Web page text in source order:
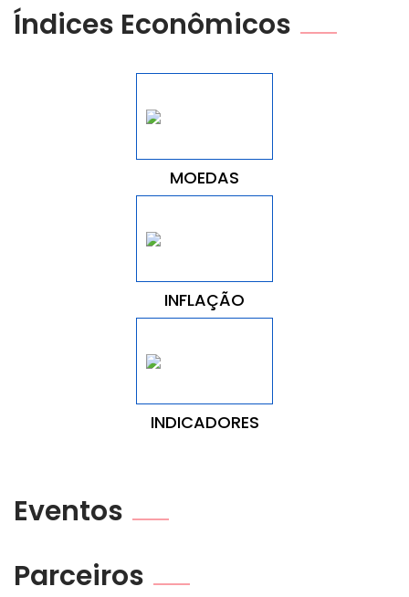
Índices Econômicos
MOEDAS
INFLAÇÃO
INDICADORES
Eventos
Parceiros